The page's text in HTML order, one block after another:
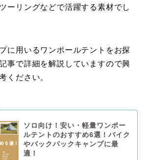
ーリングなどで活躍する素材でし
に用いるワンポールテントをお探
事で詳細を解説していますので興
ください。
ソロ向け！安い・軽量ワンポー
ルテントのおすすめ6選！バイク
やバックパックキャンプに最
適！